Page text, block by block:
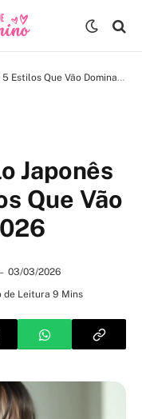
Que Vão Dominar 2026
Japonês
Que Vão
03/03/2026
de Leitura 9 Mins